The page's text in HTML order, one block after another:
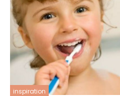
inspiration